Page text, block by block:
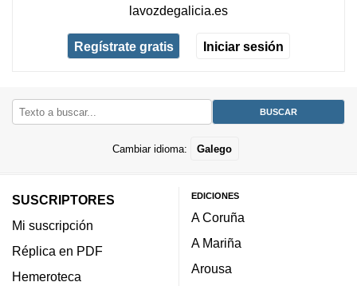
lavozdegalicia.es
Regístrate gratis Iniciar sesión
Cambiar idioma: Galego
SUSCRIPTORES
Mi suscripción
Réplica en PDF
Hemeroteca
EDICIONES
A Coruña
A Mariña
Arousa